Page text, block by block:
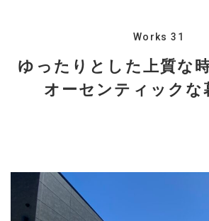
Works 31
ゆったりとした上質な
オーセンティックな